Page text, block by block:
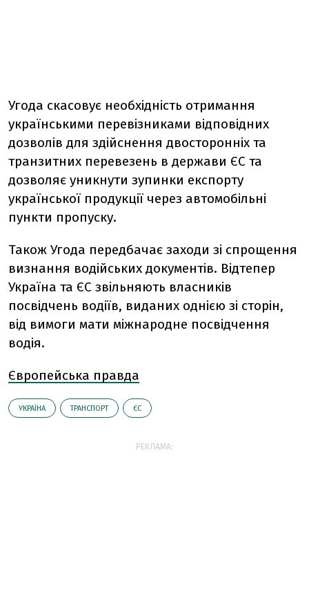
Угода скасовує необхідність отримання
українськими перевізниками відповідних
дозволів для здійснення двосторонніх та
транзитних перевезень в держави ЄС та
дозволяє уникнути зупинки експорту
української продукції через автомобільні
пункти пропуску.
Також Угода передбачає заходи зі спрощення
визнання водійських документів. Відтепер
Україна та ЄС звільняють власників
посвідчень водіїв, виданих однією зі сторін,
від вимоги мати міжнародне посвідчення
водія.
Європейська правда
УКРАЇНА ТРАНСПОРТ ЄС
РЕКЛАМА: